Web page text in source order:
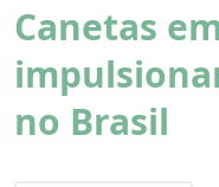
Canetas
no Brasil